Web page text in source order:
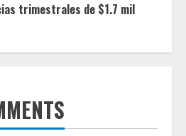
trimestrales de $1.7 mil